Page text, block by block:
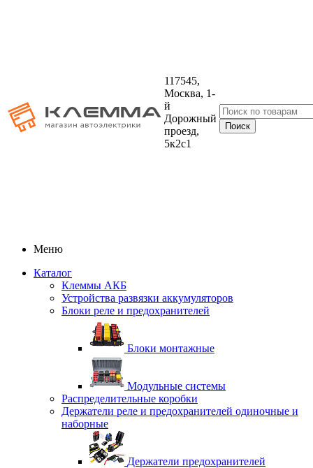
117545,
Москва, 1-
й
Дорожный
проезд,
5к2с1
Меню
Каталог
Клеммы АКБ
Устройства развязки аккумуляторов
Блоки реле и предохранителей
Блоки монтажные
Модульные системы
Распределительные коробки
Держатели реле и предохранителей одиночные и
наборные
Держатели предохранителей